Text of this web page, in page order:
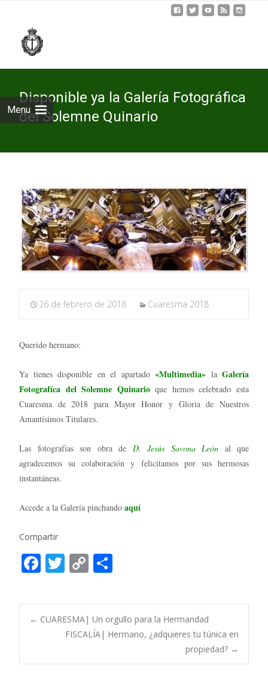
Menu
Disponible ya la Galería Fotográfica
del Solemne Quinario
26 de febrero de 2018 Cuaresma 2018
Querido hermano:
Ya tienes disponible en el apartado «Multimedia» la Galería
Fotografíca del Solemne Quinarioque hemos celebrado esta
Cuaresma de 2018 para Mayor Honor y Gloria de Nuestros
Amantísimos Titulares.
Las fotografías son obra de D. Jesús Savona León al que
agradecemos su colaboración y felicitamos por sus hermosas
instantáneas.
Accede a la Galería pinchando aquí
Compartir
F
e
b
o
T
itt
er
C
p
y
Li
n
m
p
ar
ti
Post
navigation
← CUARESMA| Un orgullo para la Hermandad
FISCALÍA| Hermano, ¿adquieres tu túnica en
propiedad? →